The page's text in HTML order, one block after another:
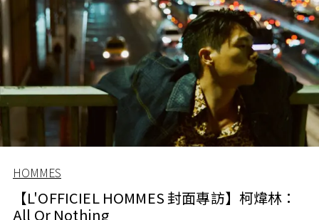
HOMMES
【L'OFFICIEL HOMMES 封面專訪】柯煒林：
All Or Nothing